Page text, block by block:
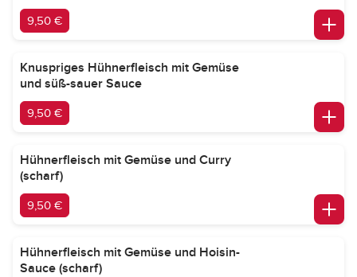
9,50 €
Knuspriges Hühnerfleisch mit Gemüse
und süß-sauer Sauce
9,50 €
Hühnerfleisch mit Gemüse und Curry
(scharf)
9,50 €
Hühnerfleisch mit Gemüse und Hoisin-
Sauce (scharf)